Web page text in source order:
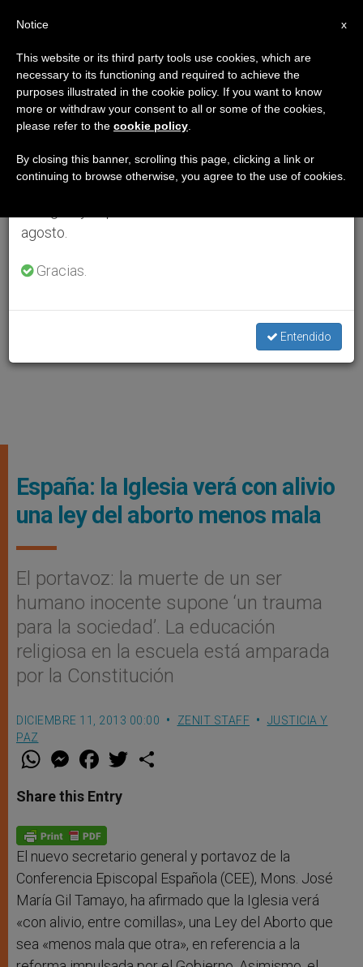
España: la Iglesia verá con alivio
una ley del aborto menos mala
El portavoz: la muerte de un ser
humano inocente supone ‘un trauma
para la sociedad’. La educación
religiosa en la escuela está amparada
por la Constitución
DICIEMBRE 11, 2013 00:00 ZENIT STAFF
JUSTICIA Y
PAZ
W
t
s
p
p
M
e
s
e
g
e
r
F
a
e
b
o
k
w
Share this Entry
El nuevo secretario general y portavoz de la
Conferencia Episcopal Española (CEE), Mons. José
María Gil Tamayo, ha afirmado que la Iglesia verá
«con alivio, entre comillas», una Ley del Aborto que
sea «menos mala que otra», en referencia a la
×
Aviso importante
Del 27 de julio al 7 de agosto haremos la pausa
anual, aprovechando que en el periodo de verano
se generan menos informaciones y también el
agosto.
Gracias.
Entendido
x
Notice
This website or its third party tools use cookies, which are
necessary to its functioning and required to achieve the
purposes illustrated in the cookie policy. If you want to know
more or withdraw your consent to all or some of the cookies,
please refer to the cookie policy
By closing this banner, scrolling this page, clicking a link or
continuing to browse otherwise, you agree to the use of cookies.